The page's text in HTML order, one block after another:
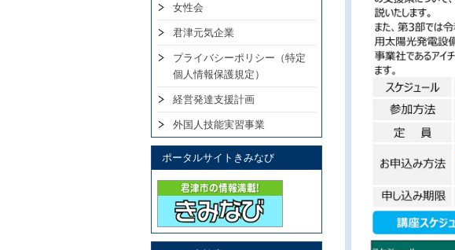
女性会
君津元気企業
プライバシーポリシー（特定
個人情報保護規定）
経営発達支援計画
外国人技能実習事業
ポータルサイトきみなび